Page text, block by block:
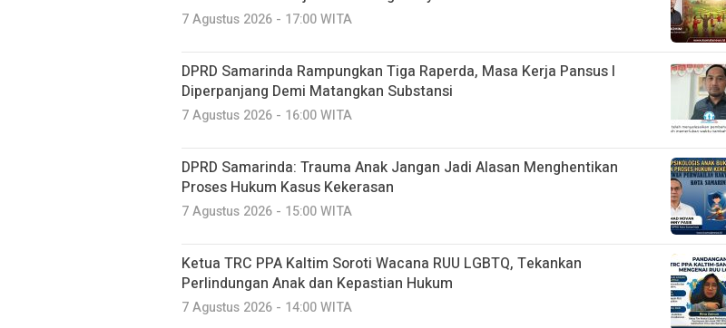
7 Agustus 2026 - 17:00 WITA
DPRD Samarinda Rampungkan Tiga Raperda, Masa Kerja Pansus I
Diperpanjang Demi Matangkan Substansi
7 Agustus 2026 - 16:00 WITA
DPRD Samarinda: Trauma Anak Jangan Jadi Alasan Menghentikan
Proses Hukum Kasus Kekerasan
7 Agustus 2026 - 15:00 WITA
Ketua TRC PPA Kaltim Soroti Wacana RUU LGBTQ, Tekankan
Perlindungan Anak dan Kepastian Hukum
7 Agustus 2026 - 14:00 WITA